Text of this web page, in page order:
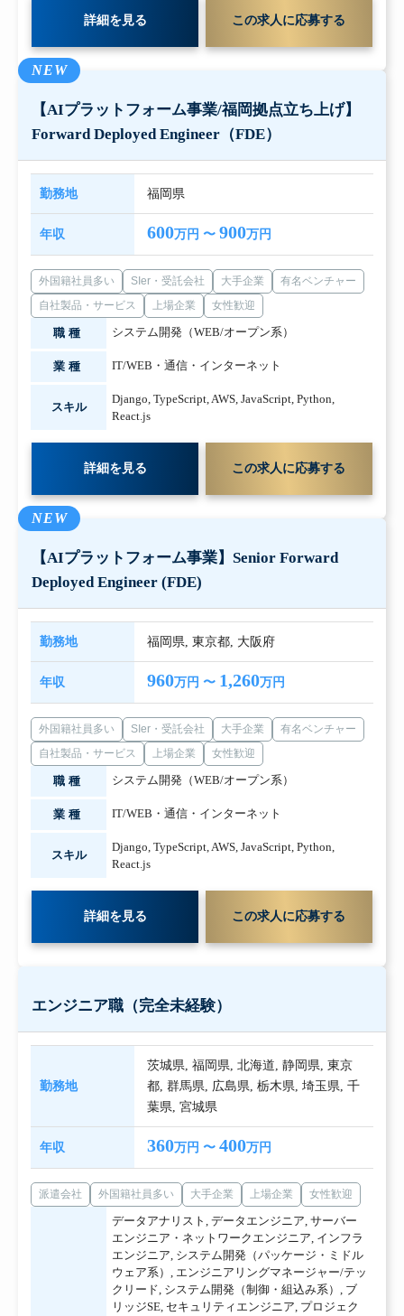
詳細を見る この求人に応募する
NEW
【AIプラットフォーム事業/福岡拠点立ち上げ】
Forward Deployed Engineer（FDE）
勤務地 福岡県
年収 600万円 〜900万円
外国籍社員多い SIer・受託会社 大手企業
有名ベンチャー
自社製品・サービス
上場企業 女性歓迎
職種 システム開発（WEB/オープン系）
業種 IT/WEB・通信・インターネット
スキル
Django, TypeScript,AWS, JavaScript, Python,
React.js
詳細を見る この求人に応募する
NEW
【AIプラットフォーム事業】Senior Forward
Deployed Engineer (FDE)
勤務地 福岡県,東京都, 大阪府
年収 960万円 〜 1,260万円
外国籍社員多い SIer・受託会社 大手企業
有名ベンチャー
自社製品・サービス
上場企業 女性歓迎
職種 システム開発（WEB/オープン系）
業種 IT/WEB・通信・インターネット
スキル
Django, TypeScript,AWS, JavaScript, Python,
React.js
詳細を見る この求人に応募する
エンジニア職（完全未経験）
勤務地
茨城県,福岡県,北海道,静岡県,東京
都,群馬県, 広島県,栃木県,埼玉県,千
葉県,宮城県
年収 360万円 〜400万円
派遣会社 外国籍社員多い 大手企業 上場企業 女性歓迎
データアナリスト , データエンジニア, サーバー
エンジニア・ネットワークエンジニア, インフラ
エンジニア, システム開発（パッケージ・ミドル
ウェア系） , エンジニアリングマネージャー/テッ
クリード, システム開発（制御・組込み系） , ブ
リッジSE, セキュリティエンジニア, プロジェク